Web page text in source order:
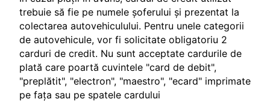
trebuie să fie pe numele șoferului și prezentat la
colectarea autovehiculului. Pentru unele categorii
de autovehicule, vor fi solicitate obligatoriu 2
carduri de credit. Nu sunt acceptate cardurile de
plată care poartă cuvintele "card de debit",
"preplătit", "electron", "maestro", "ecard" imprimate
pe fața sau pe spatele cardului